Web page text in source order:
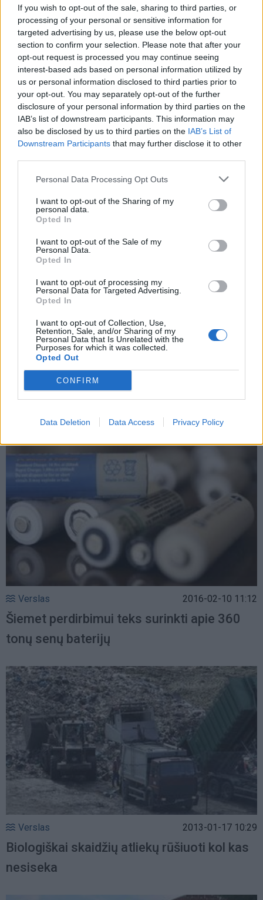
If you wish to opt-out of the sale, sharing to third parties, or
processing of your personal or sensitive information for
targeted advertising by us, please use the below opt-out
section to confirm your selection. Please note that after your
opt-out request is processed you may continue seeing
interest-based ads based on personal information utilized by
us or personal information disclosed to third parties prior to
your opt-out. You may separately opt-out of the further
disclosure of your personal information by third parties on the
IAB’s list of downstream participants. This information may
also be disclosed by us to third parties on the IAB’s List of
Downstream Participants that may further disclose it to other
Personal Data Processing Opt Outs
I want to opt-out of the Sharing of my
personal data.
Opted In
I want to opt-out of the Sale of my
Personal Data.
Opted In
I want to opt-out of processing my
Personal Data for Targeted Advertising.
Opted In
I want to opt-out of Collection, Use,
Retention, Sale, and/or Sharing of my
Personal Data that Is Unrelated with the
Purposes for which it was collected.
Opted Out
CONFIRM
Data Deletion Data Access Privacy Policy
Verslas 2022-12-08 07:05
Seime – iniciatyva naudotą plastiką
perdirbantį verslą atleisti nuo taršos
mokesčių
Verslas 2022-04-17 10:12
Lietuvoje iškasta druska būtų brangi, reiktų
Verslas 2016-02-10 11:12
Šiemet perdirbimui teks surinkti apie 360
tonų senų baterijų
Verslas 2013-01-17 10:29
Biologiškai skaidžių atliekų rūšiuoti kol kas
nesiseka